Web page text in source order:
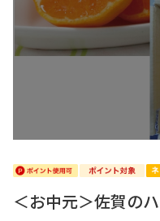
＜お中元＞佐賀の